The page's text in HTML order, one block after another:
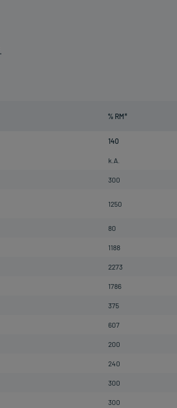
% RM*
140
k.A.
300
1250
80
1188
2273
1786
375
607
200
240
300
300